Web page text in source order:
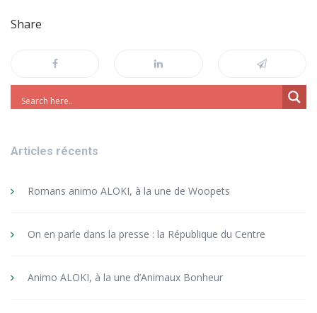
Share
Articles récents
Romans animo ALOKI, à la une de Woopets
On en parle dans la presse : la République du Centre
Animo ALOKI, à la une d’Animaux Bonheur